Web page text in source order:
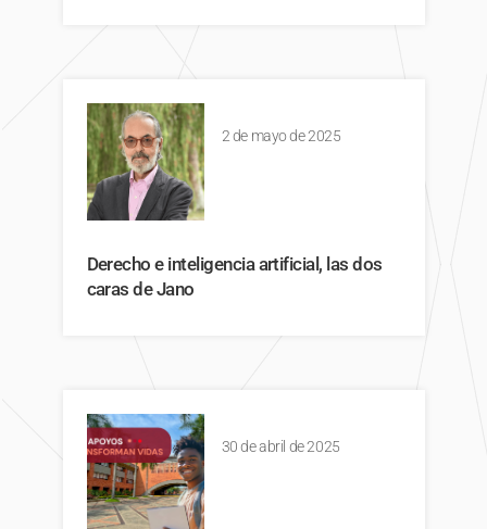
2 de mayo de 2025
Derecho e inteligencia artificial, las dos
caras de Jano
30 de abril de 2025